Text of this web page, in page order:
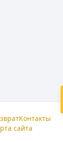
Контакты
сайта